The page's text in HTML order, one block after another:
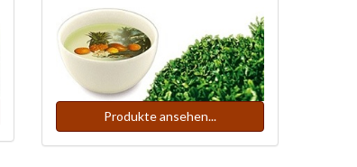
Produkte ansehen...